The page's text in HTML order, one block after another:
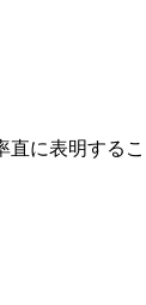
直に表明するこ